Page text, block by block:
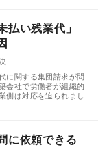
払い残業代」
に関する集団請求が問
会社で労働者が組織的
側は対応を迫られまし
に依頼できる